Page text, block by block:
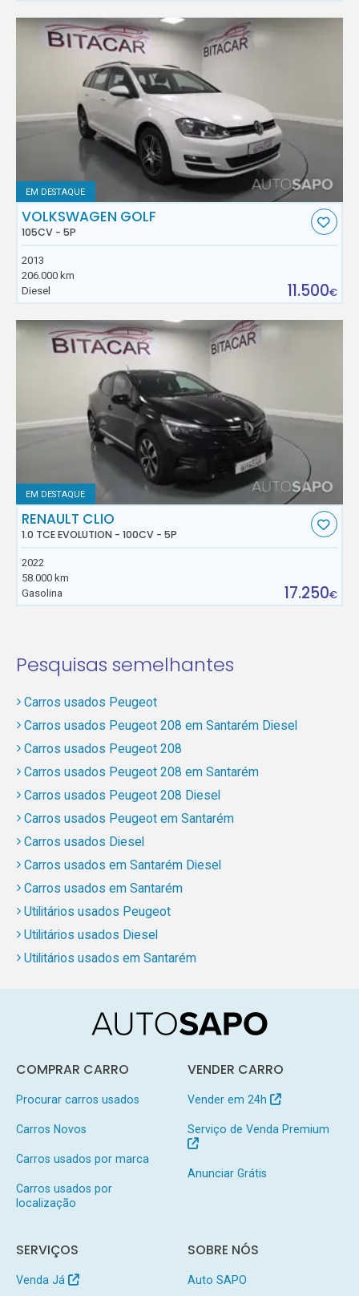
EM DESTAQUE
VOLKSWAGEN GOLF
105CV - 5P
2013
206.000 km
Diesel
11.500€
EM DESTAQUE
RENAULT CLIO
1.0 TCE EVOLUTION - 100CV - 5P
2022
58.000 km
Gasolina
17.250€
Pesquisas semelhantes
Carros usados Peugeot
Carros usados Peugeot 208 em Santarém Diesel
Carros usados Peugeot 208
Carros usados Peugeot 208 em Santarém
Carros usados Peugeot 208 Diesel
Carros usados Peugeot em Santarém
Carros usados Diesel
Carros usados em Santarém Diesel
Carros usados em Santarém
Utilitários usados Peugeot
Utilitários usados Diesel
Utilitários usados em Santarém
COMPRAR CARRO
Procurar carros usados
Carros Novos
Carros usados por marca
Carros usados por
localização
VENDER CARRO
Vender em 24h
Serviço de Venda Premium
Anunciar Grátis
SERVIÇOS
Venda Já
SOBRE NÓS
Auto SAPO